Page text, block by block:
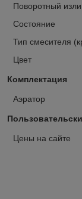
Поворотный
Состояние
Тип смесителя
Цвет
Комплектация
Аэратор
Цены на сайте